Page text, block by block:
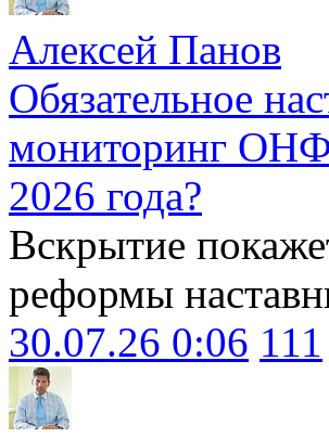
Алексей Панов
Обязательное
мониторинг ОНФ
2026 года?
Вскрытие
реформы
30.07.26 0:06 111